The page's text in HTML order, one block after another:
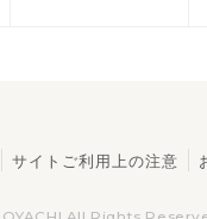
サイトご利用上の注意